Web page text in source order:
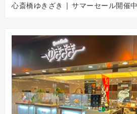
心斎橋ゆきざき | サマーセール開催中